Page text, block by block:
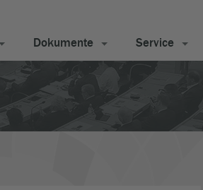
Dokumente Service